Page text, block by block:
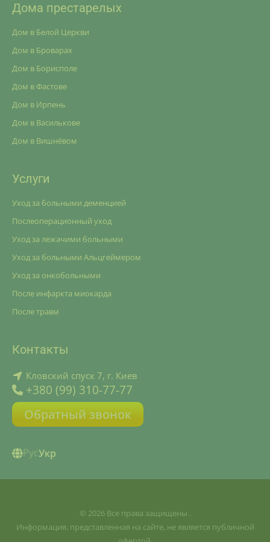
Дома престарелых
Дом в Белой Церкви
Дом в Броварах
Дом в Борисполе
Дом в Фастове
Дом в Ирпень
Дом в Василькове
Дом в Вишнёвом
Услуги
Уход за больными деменцией
Послеоперационный уход
Уход за лежачими больными
Уход за больными Альцгеймером
Уход за онкобольными
После инфаркта миокарда
После травм
Контакты
Кловский спуск 7, г. Киев
+380 (99) 310-77-77
Обратный звонок
РусУкр
© 2026 Все права защищены .
Информация, представленная на сайте, не является публичной